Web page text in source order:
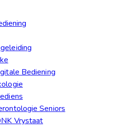
Bediening
Seniors
Vrystaat